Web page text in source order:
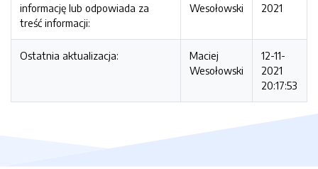
informację lub odpowiada za
treść informacji:
Wesołowski
2021
Ostatnia aktualizacja:
Maciej
Wesołowski
12-11-
2021
20:17:53